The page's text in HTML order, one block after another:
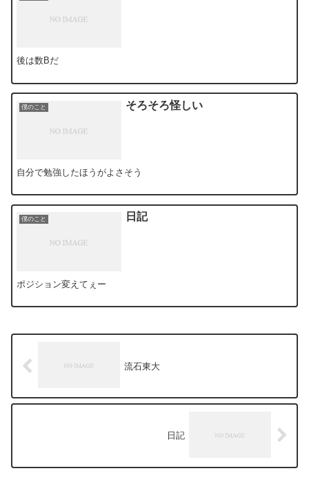
後は数Bだ
僕のこと そろそろ怪しい
自分で勉強したほうがよさそう
僕のこと 日記
ポジション変えてぇー
流石東大
日記